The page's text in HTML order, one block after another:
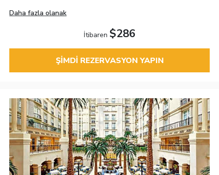
Daha fazla olanak
İtibaren $286
ŞIMDI REZERVASYON YAPIN